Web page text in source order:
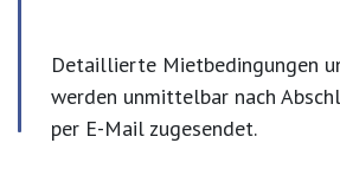
Detaillierte Mietbedingungen
werden unmittelbar nach
per E-Mail zugesendet.